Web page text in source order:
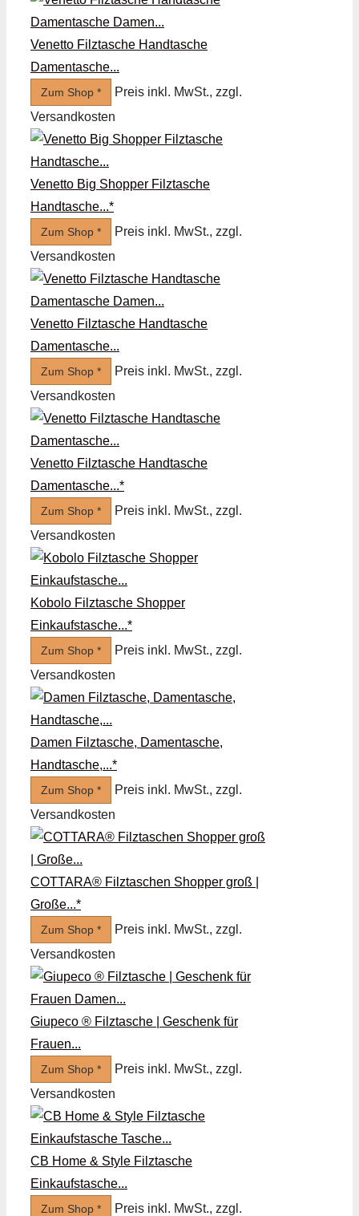
Venetto Filztasche Handtasche
Damentasche...
Zum Shop *
Preis inkl. MwSt., zzgl.
Versandkosten
Venetto Big Shopper Filztasche
Handtasche...*
Zum Shop *
Preis inkl. MwSt., zzgl.
Versandkosten
Venetto Filztasche Handtasche
Damentasche...
Zum Shop *
Preis inkl. MwSt., zzgl.
Versandkosten
Venetto Filztasche Handtasche
Damentasche...*
Zum Shop *
Preis inkl. MwSt., zzgl.
Versandkosten
Kobolo Filztasche Shopper
Einkaufstasche...*
Zum Shop *
Preis inkl. MwSt., zzgl.
Versandkosten
Damen Filztasche, Damentasche,
Handtasche,...*
Zum Shop *
Preis inkl. MwSt., zzgl.
Versandkosten
COTTARA® Filztaschen Shopper groß |
Große...*
Zum Shop *
Preis inkl. MwSt., zzgl.
Versandkosten
Giupeco ® Filztasche | Geschenk für
Frauen...
Zum Shop *
Preis inkl. MwSt., zzgl.
Versandkosten
CB Home & Style Filztasche
Einkaufstasche...
Zum Shop * Preis inkl. MwSt., zzgl.